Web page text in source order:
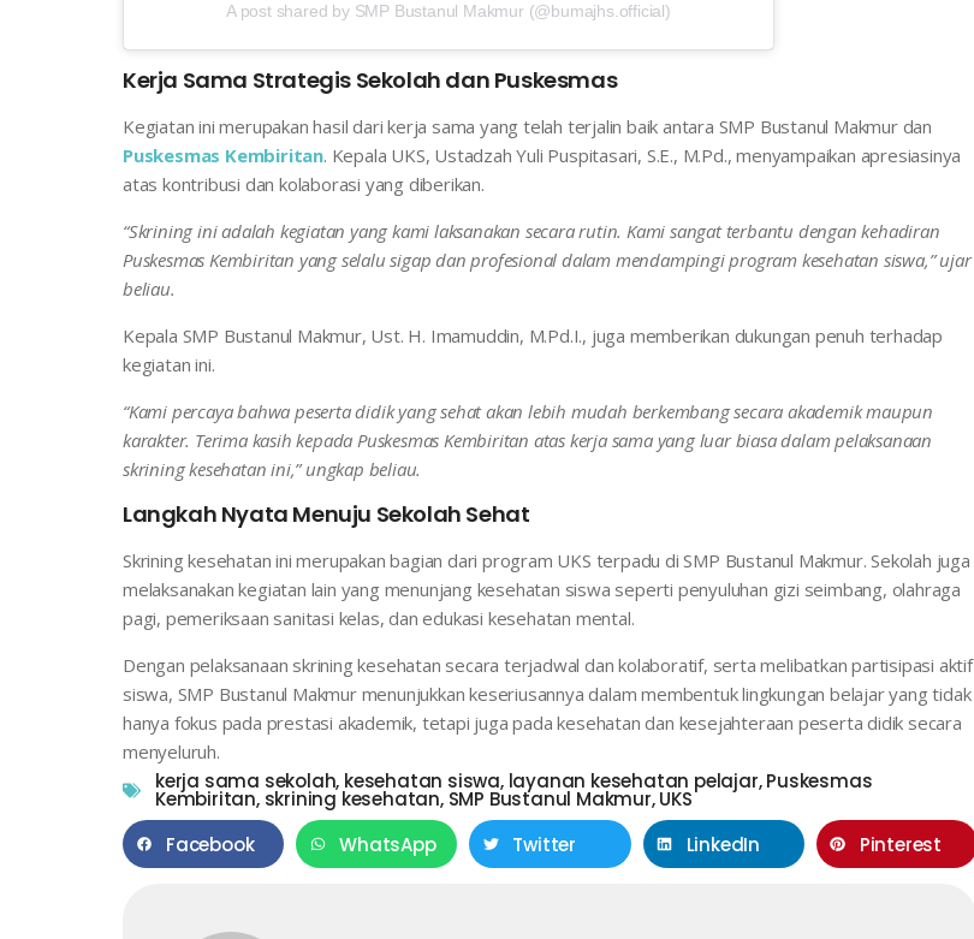
A post shared by SMP Bustanul Makmur (@bumajhs.official)
Kerja Sama Strategis Sekolah dan Puskesmas
Kegiatan ini merupakan hasil dari kerja sama yang telah terjalin baik antara SMP Bustanul Makmur dan
Puskesmas Kembiritan. Kepala UKS, Ustadzah Yuli Puspitasari, S.E., M.Pd., menyampaikan apresiasinya
atas kontribusi dan kolaborasi yang diberikan.
“Skrining ini adalah kegiatan yang kami laksanakan secara rutin. Kami sangat terbantu dengan kehadiran
Puskesmas Kembiritan yang selalu sigap dan profesional dalam mendampingi program kesehatan siswa,” ujar
beliau.
Kepala SMP Bustanul Makmur, Ust. H. Imamuddin, M.Pd.I., juga memberikan dukungan penuh terhadap
kegiatan ini.
“Kami percaya bahwa peserta didik yang sehat akan lebih mudah berkembang secara akademik maupun
karakter. Terima kasih kepada Puskesmas Kembiritan atas kerja sama yang luar biasa dalam pelaksanaan
skrining kesehatan ini,” ungkap beliau.
Langkah Nyata Menuju Sekolah Sehat
Skrining kesehatan ini merupakan bagian dari program UKS terpadu di SMP Bustanul Makmur. Sekolah juga
melaksanakan kegiatan lain yang menunjang kesehatan siswa seperti penyuluhan gizi seimbang, olahraga
pagi, pemeriksaan sanitasi kelas, dan edukasi kesehatan mental.
Dengan pelaksanaan skrining kesehatan secara terjadwal dan kolaboratif, serta melibatkan partisipasi aktif
siswa, SMP Bustanul Makmur menunjukkan keseriusannya dalam membentuk lingkungan belajar yang tidak
hanya fokus pada prestasi akademik, tetapi juga pada kesehatan dan kesejahteraan peserta didik secara
menyeluruh.
kerja sama sekolah, kesehatan siswa, layanan kesehatan pelajar,Puskesmas
Kembiritan, skrining kesehatan, SMP Bustanul Makmur,UKS
Facebook
WhatsApp Twitter LinkedIn Pinterest